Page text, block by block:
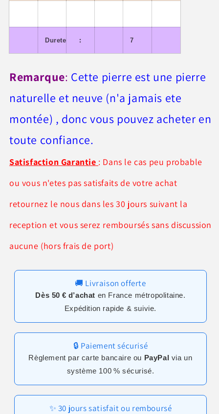
Durete : 7
Remarque: Cette pierre est une pierre
naturelle et neuve (n'a jamais ete
montée) , donc vous pouvez acheter en
toute confiance.
Satisfaction Garantie : Dans le cas peu probable
ou vous n'etes pas satisfaits de votre achat
retournez le nous dans les 30 jours suivant la
reception et vous serez remboursés sans discussion
aucune (hors frais de port)
🚚 Livraison offerte
Dès 50 € d’achat en France métropolitaine.
Expédition rapide & suivie.
🔒 Paiement sécurisé
Règlement par carte bancaire ou PayPal via un
système 100 % sécurisé.
✨ 30 jours satisfait ou remboursé